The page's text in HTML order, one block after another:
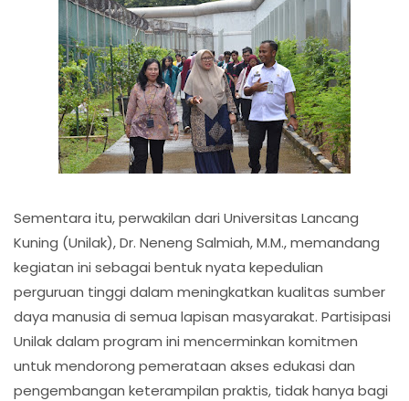
Sementara itu, perwakilan dari Universitas Lancang
Kuning (Unilak), Dr. Neneng Salmiah, M.M., memandang
kegiatan ini sebagai bentuk nyata kepedulian
perguruan tinggi dalam meningkatkan kualitas sumber
daya manusia di semua lapisan masyarakat. Partisipasi
Unilak dalam program ini mencerminkan komitmen
untuk mendorong pemerataan akses edukasi dan
pengembangan keterampilan praktis, tidak hanya bagi